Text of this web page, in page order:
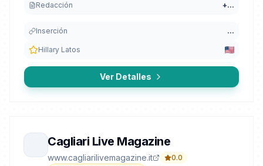
Redacción +...
Inserción ...
Hillary Latos
Ver Detalles
Cagliari Live Magazine
www.cagliarilivemagazine.it
0.0